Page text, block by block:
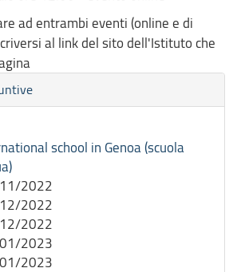
ad entrambi eventi (online e di
al link del sito dell'Istituto che
school in Genoa (scuola
2022
2022
2022
2023
2023